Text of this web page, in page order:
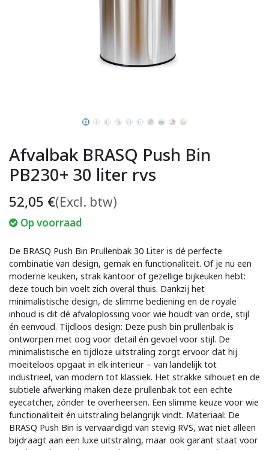
Afvalbak BRASQ Push Bin
PB230+ 30 liter rvs
52,05 €(Excl. btw)
Op voorraad
De BRASQ Push Bin Prullenbak 30 Liter is dé perfecte
combinatie van design, gemak en functionaliteit. Of je nu een
moderne keuken, strak kantoor of gezellige bijkeuken hebt:
deze touch bin voelt zich overal thuis. Dankzij het
minimalistische design, de slimme bediening en de royale
inhoud is dit dé afvaloplossing voor wie houdt van orde, stijl
én eenvoud. Tijdloos design: Deze push bin prullenbak is
ontworpen met oog voor detail én gevoel voor stijl. De
minimalistische en tijdloze uitstraling zorgt ervoor dat hij
moeiteloos opgaat in elk interieur – van landelijk tot
industrieel, van modern tot klassiek. Het strakke silhouet en de
subtiele afwerking maken deze prullenbak tot een echte
eyecatcher, zónder te overheersen. Een slimme keuze voor wie
functionaliteit én uitstraling belangrijk vindt. Materiaal: De
BRASQ Push Bin is vervaardigd van stevig RVS, wat niet alleen
bijdraagt aan een luxe uitstraling, maar ook garant staat voor